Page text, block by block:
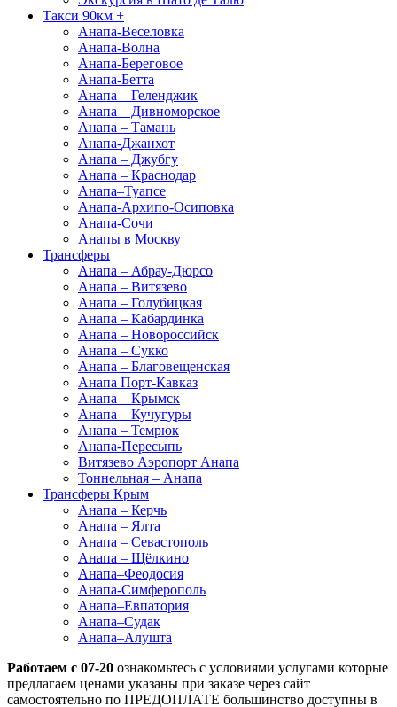
Такси 90км +
Анапа-Веселовка
Анапа-Волна
Анапа-Береговое
Анапа-Бетта
Анапа – Геленджик
Анапа – Дивноморское
Анапа – Тамань
Анапа-Джанхот
Анапа – Джубгу
Анапа – Краснодар
Анапа–Туапсе
Анапа-Архипо-Осиповка
Анапа-Сочи
Анапы в Москву
Трансферы
Анапа – Абрау-Дюрсо
Анапа – Витязево
Анапа – Голубицкая
Анапа – Кабардинка
Анапа – Новороссийск
Анапа – Сукко
Анапа – Благовещенская
Анапа Порт-Кавказ
Анапа – Крымск
Анапа – Кучугуры
Анапа – Темрюк
Анапа-Пересыпь
Витязево Аэропорт Анапа
Тоннельная – Анапа
Трансферы Крым
Анапа – Керчь
Анапа – Ялта
Анапа – Севастополь
Анапа – Щёлкино
Анапа–Феодосия
Анапа-Симферополь
Анапа–Евпатория
Анапа–Судак
Анапа–Алушта
Работаем с 07-20 ознакомьтесь с условиями услугами которые
предлагаем ценами указаны при заказе через сайт
самостоятельно по ПРЕДОПЛАТЕ большинство доступны в